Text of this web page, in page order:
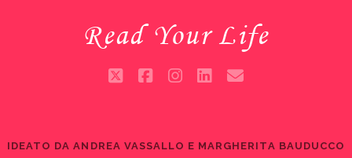
Read Your Life
twitterfacebookinstagram
linkedinemail
IDEATO DA ANDREA VASSALLO E MARGHERITA BAUDUCCO